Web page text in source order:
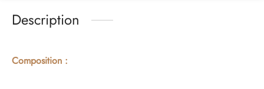
Description
Composition :